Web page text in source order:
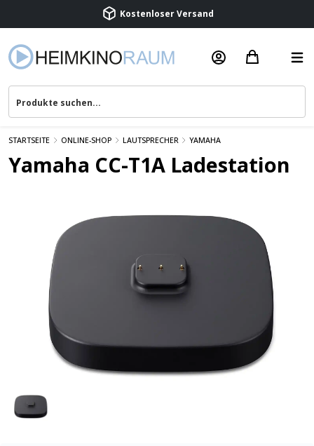
Kostenloser Versand
Beratung & Service
STARTSEITE ONLINE-SHOP LAUTSPRECHER YAMAHA
Yamaha CC-T1A Ladestation